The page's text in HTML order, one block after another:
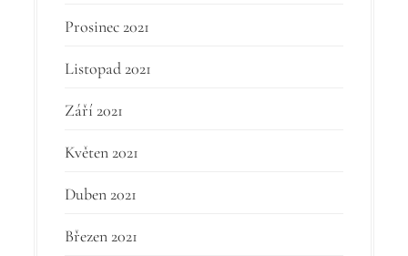
Prosinec 2021
Listopad 2021
Září 2021
Květen 2021
Duben 2021
Březen 2021